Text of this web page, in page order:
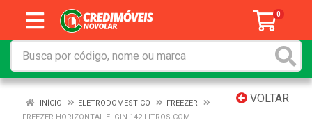
0
VOLTAR
INÍCIO ELETRODOMESTICO
FREEZER
FREEZER HORIZONTAL ELGIN 142 LITROS COM